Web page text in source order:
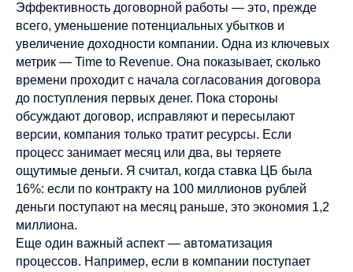
Эффективность договорной работы — это, прежде
всего, уменьшение потенциальных убытков и
увеличение доходности компании. Одна из ключевых
метрик — Time to Revenue. Она показывает, сколько
времени проходит с начала согласования договора
до поступления первых денег. Пока стороны
обсуждают договор, исправляют и пересылают
версии, компания только тратит ресурсы. Если
процесс занимает месяц или два, вы теряете
ощутимые деньги. Я считал, когда ставка ЦБ была
16%: если по контракту на 100 миллионов рублей
деньги поступают на месяц раньше, это экономия 1,2
миллиона.
Еще один важный аспект — автоматизация
процессов. Например, если в компании поступает